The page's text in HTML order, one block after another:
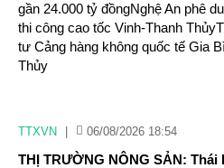
gần 24.000 tỷ đồngNghệ An phê
thi công cao tốc Vinh-Thanh
tư Cảng hàng không quốc tế Gia
Thủy
TTXVN 06/08/2026 18:54
THỊ TRƯỜNG NÔNG SẢN: